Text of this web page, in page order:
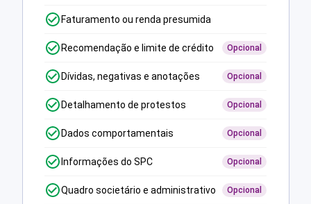
Faturamento ou renda presumida
Recomendação e limite de crédito Opcional
Dívidas, negativas e anotações Opcional
Detalhamento de protestos Opcional
Dados comportamentais Opcional
Informações do SPC Opcional
Quadro societário e administrativo Opcional